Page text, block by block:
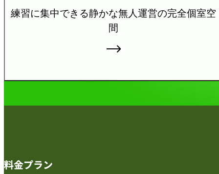
練習に集中できる静かな無人運営の完全個室空
間
料金プラン